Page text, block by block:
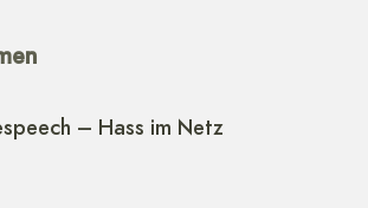
– Hass im Netz